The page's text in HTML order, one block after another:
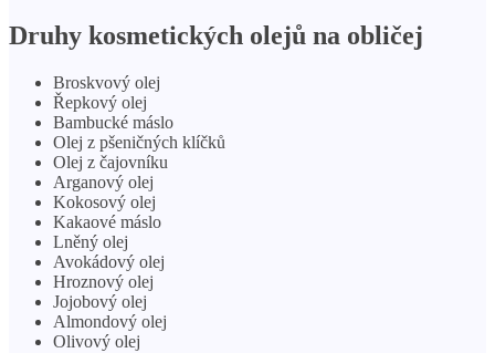
Druhy kosmetických olejů na obličej
Broskvový olej
Řepkový olej
Bambucké máslo
Olej z pšeničných klíčků
Olej z čajovníku
Arganový olej
Kokosový olej
Kakaové máslo
Lněný olej
Avokádový olej
Hroznový olej
Jojobový olej
Almondový olej
Olivový olej